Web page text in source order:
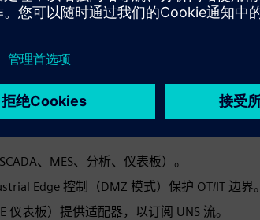
位和层次结构来实现统一命名空间。
/生产上下文）。
题、Kafka、REST、导出）执行数据合约。
规则和缓冲。
、MES、分析、仪表板）。
Edge 控制（DMZ 模式）保护 OT/IT 边界。
表板）提供适配器，以订阅 UNS 流。